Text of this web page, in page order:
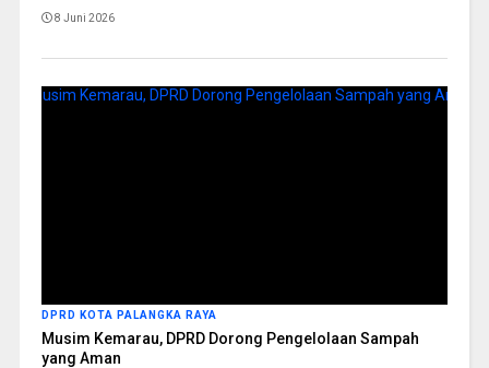
8 Juni 2026
DPRD KOTA PALANGKA RAYA
Musim Kemarau, DPRD Dorong Pengelolaan Sampah
yang Aman